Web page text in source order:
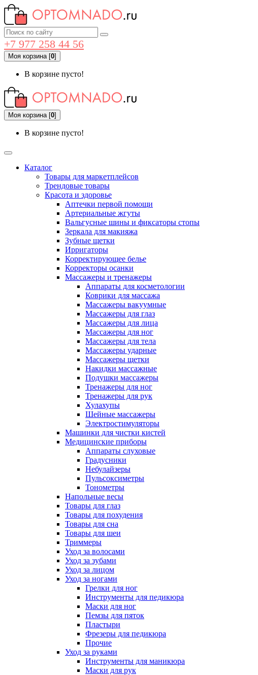
+7 977 258 44 56
Моя корзина[0]
В корзине пусто!
Моя корзина[0]
В корзине пусто!
Каталог
Товары для маркетплейсов
Трендовые товары
Красота и здоровье
Аптечки первой помощи
Артериальные жгуты
Вальгусные шины и фиксаторы стопы
Зеркала для макияжа
Зубные щетки
Ирригаторы
Корректирующее белье
Корректоры осанки
Массажеры и тренажеры
Аппараты для косметологии
Коврики для массажа
Массажеры вакуумные
Массажеры для глаз
Массажеры для лица
Массажеры для ног
Массажеры для тела
Массажеры ударные
Массажеры щетки
Накидки массажные
Подушки массажеры
Тренажеры для ног
Тренажеры для рук
Хулахупы
Шейные массажеры
Электростимуляторы
Машинки для чистки кистей
Медицинские приборы
Аппараты слуховые
Градусники
Небулайзеры
Пульсоксиметры
Тонометры
Напольные весы
Товары для глаз
Товары для похудения
Товары для сна
Товары для шеи
Триммеры
Уход за волосами
Уход за зубами
Уход за лицом
Уход за ногами
Грелки для ног
Инструменты для педикюра
Маски для ног
Пемзы для пяток
Пластыри
Фрезеры для педикюра
Прочие
Уход за руками
Инструменты для маникюра
Маски для рук